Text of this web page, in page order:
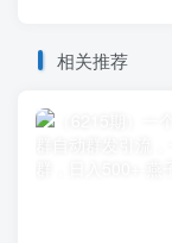
相关推荐